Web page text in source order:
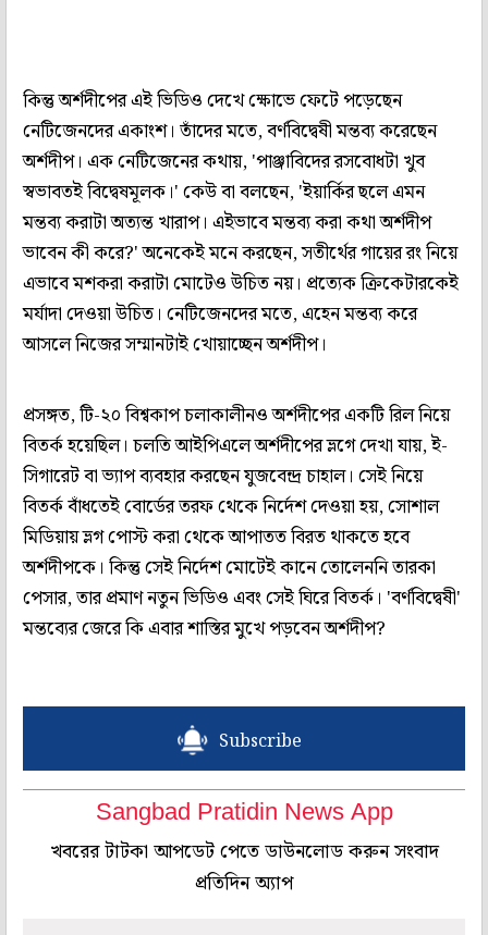
কিন্তু অর্শদীপের এই ভিডিও দেখে ক্ষোভে ফেটে পড়েছেন
নেটিজেনদের একাংশ। তাঁদের মতে, বর্ণবিদ্বেষী মন্তব্য করেছেন
অর্শদীপ। এক নেটিজেনের কথায়, 'পাঞ্জাবিদের রসবোধটা খুব
স্বভাবতই বিদ্বেষমূলক।' কেউ বা বলছেন, 'ইয়ার্কির ছলে এমন
মন্তব্য করাটা অত্যন্ত খারাপ। এইভাবে মন্তব্য করা কথা অর্শদীপ
ভাবেন কী করে?' অনেকেই মনে করছেন, সতীর্থের গায়ের রং নিয়ে
এভাবে মশকরা করাটা মোটেও উচিত নয়। প্রত্যেক ক্রিকেটারকেই
মর্যাদা দেওয়া উচিত। নেটিজেনদের মতে, এহেন মন্তব্য করে
আসলে নিজের সম্মানটাই খোয়াচ্ছেন অর্শদীপ।
প্রসঙ্গত, টি-২০ বিশ্বকাপ চলাকালীনও অর্শদীপের একটি রিল নিয়ে
বিতর্ক হয়েছিল। চলতি আইপিএলে অর্শদীপের ভ্লগে দেখা যায়, ই-
সিগারেট বা ভ্যাপ ব্যবহার করছেন যুজবেন্দ্র চাহাল। সেই নিয়ে
বিতর্ক বাঁধতেই বোর্ডের তরফ থেকে নির্দেশ দেওয়া হয়, সোশাল
মিডিয়ায় ভ্লগ পোস্ট করা থেকে আপাতত বিরত থাকতে হবে
অর্শদীপকে। কিন্তু সেই নির্দেশ মোটেই কানে তোলেননি তারকা
পেসার, তার প্রমাণ নতুন ভিডিও এবং সেই ঘিরে বিতর্ক। 'বর্ণবিদ্বেষী'
মন্তব্যের জেরে কি এবার শাস্তির মুখে পড়বেন অর্শদীপ?
Subscribe
Sangbad Pratidin News App
খবরের টাটকা আপডেট পেতে ডাউনলোড করুন সংবাদ
প্রতিদিন অ্যাপ